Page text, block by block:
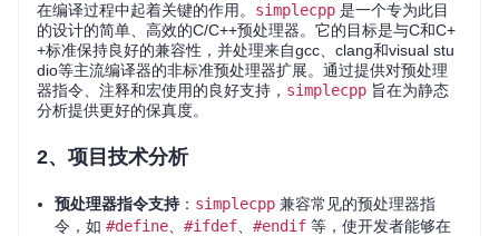
在编译过程中起着关键的作用。 simplecpp 是一个专为此目
的设计的简单、高效的C/C++预处理器。它的目标是与C和C+
+标准保持良好的兼容性，并处理来自gcc、clang和visual stu
dio等主流编译器的非标准预处理器扩展。通过提供对预处理
器指令、注释和宏使用的良好支持， simplecpp 旨在为静态
分析提供更好的保真度。
2、项目技术分析
预处理器指令支持 ： simplecpp 兼容常见的预处理器指
令，如 #define #ifdef #endif 等，使开发者能够在